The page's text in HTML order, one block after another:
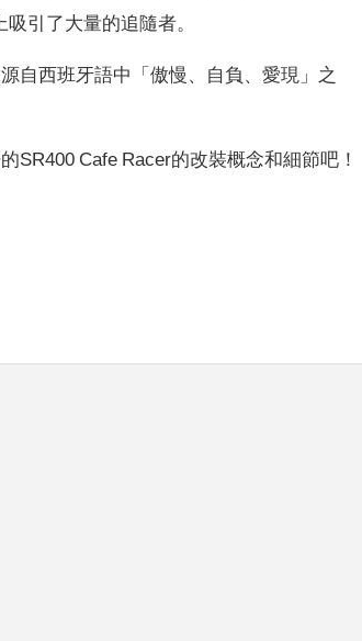
引了大量的追隨者。
自西班牙語中「傲慢、自負、愛現」之
SR400 Cafe Racer的改裝概念和細節吧！